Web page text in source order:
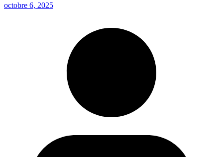
octobre 6, 2025